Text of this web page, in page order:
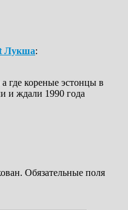
Лукша:
где кореные эстонцы в
и ждали 1990 года
Обязательные поля